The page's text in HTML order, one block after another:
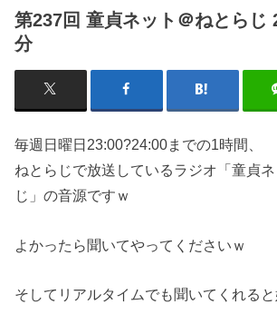
第237回 童貞ネット＠ねとらじ
分
毎週日曜日23:00?24:00までの1時間、
ねとらじで放送しているラジオ「童貞
じ」の音源ですｗ
よかったら聞いてやってくださいｗ
そしてリアルタイムでも聞いてくれる